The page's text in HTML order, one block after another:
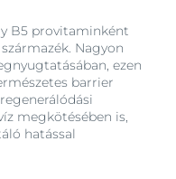
B5 provitaminként
Nagyon
ezen
barrier
megkötésében is,
hatással